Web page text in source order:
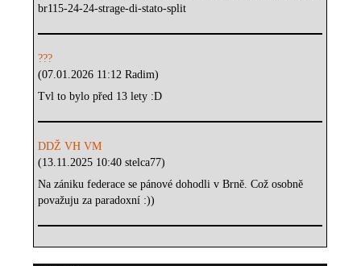
br115-24-24-strage-di-stato-split
???
(07.01.2026 11:12 Radim)
Tvl to bylo před 13 lety :D
DDŽ VH VM
(13.11.2025 10:40 stelca77)
Na zániku federace se pánové dohodli v Brně. Což osobně
považuju za paradoxní :))